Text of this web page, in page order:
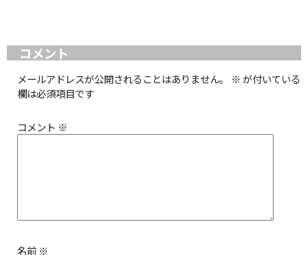
コメント
メールアドレスが公開されることはありません。 ※が付いている
欄は必須項目です
コメント ※
名前 ※